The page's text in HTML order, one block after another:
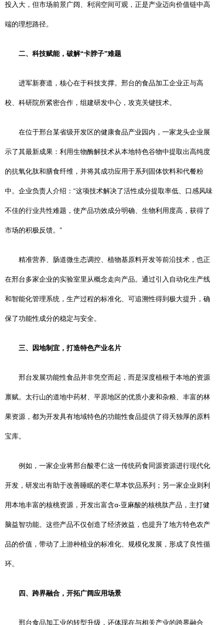
投入大，但市场前景广阔、利润空间可观，正是产业迈向价值链中高
端的理想路径。
二、科技赋能，破解“卡脖子”难题
进军新赛道，核心在于科技支撑。邢台的食品加工企业正与高
校、科研院所紧密合作，组建研发中心，攻克关键技术。
在位于邢台某省级开发区的健康食品产业园内，一家龙头企业展
示了其最新成果：利用生物酶解技术从本地特色谷物中提取出高纯度
的抗氧化肽和膳食纤维，并将其成功应用于系列固体饮料和代餐粉
中。企业负责人介绍：“这项技术解决了活性成分提取率低、口感风味
不佳的行业共性难题，使产品功效成分明确、生物利用度高，获得了
市场的积极反馈。”
精准营养、肠道微生态调控、植物基原料开发等前沿技术，也正
在邢台多家企业的实验室里从概念走向产品。通过引入自动化生产线
和智能化管理系统，生产过程的标准化、可追溯性得到极大提升，确
保了功能性成分的稳定与安全。
三、因地制宜，打造特色产业名片
邢台发展功能性食品并非凭空而起，而是深度植根于本地的资源
禀赋。太行山的道地中药材、平原地区的优质小麦和杂粮、丰富的林
果资源，都为开发具有地域特色的功能性食品提供了得天独厚的原料
宝库。
例如，一家企业将邢台酸枣仁这一传统药食同源资源进行现代化
开发，研发出有助于改善睡眠的枣仁草本饮品系列；另一家企业则利
用本地丰富的核桃资源，开发出富含α-亚麻酸的核桃肽产品，主打健
脑益智功能。这些产品不仅创造了经济效益，也提升了地方特色农产
品的价值，带动了上游种植业的标准化、规模化发展，形成了良性循
环。
四、跨界融合，开拓广阔应用场景
邢台食品加工业的转型升级，还体现在与相关产业的跨界融合